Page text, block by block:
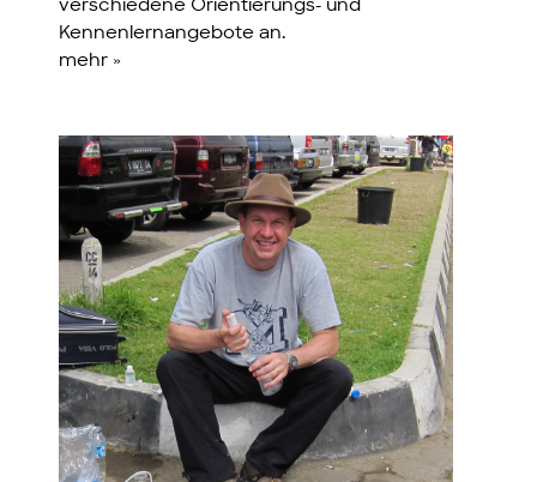
verschiedene Orientierungs- und
Kennenlernangebote an.
mehr »